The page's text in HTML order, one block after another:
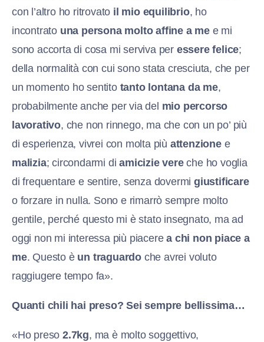
con l’altro ho ritrovato il mio equilibrio, ho
incontrato una persona molto affine a me e mi
sono accorta di cosa mi serviva per essere felice;
della normalità con cui sono stata cresciuta, che per
un momento ho sentito tanto lontana da me,
probabilmente anche per via del mio percorso
lavorativo, che non rinnego, ma che con un po’ più
di esperienza, vivrei con molta più attenzionee
malizia; circondarmi diamicizie vereche ho voglia
di frequentare e sentire, senza dovermi giustificare
o forzare in nulla. Sono e rimarrò sempre molto
gentile, perché questo mi è stato insegnato, ma ad
oggi non mi interessa più piacerea chi non piace a
me. Questo è un traguardo che avrei voluto
raggiugere tempo fa».
Quanti chili hai preso? Sei sempre bellissima…
«Ho preso 2.7kg, ma è molto soggettivo,